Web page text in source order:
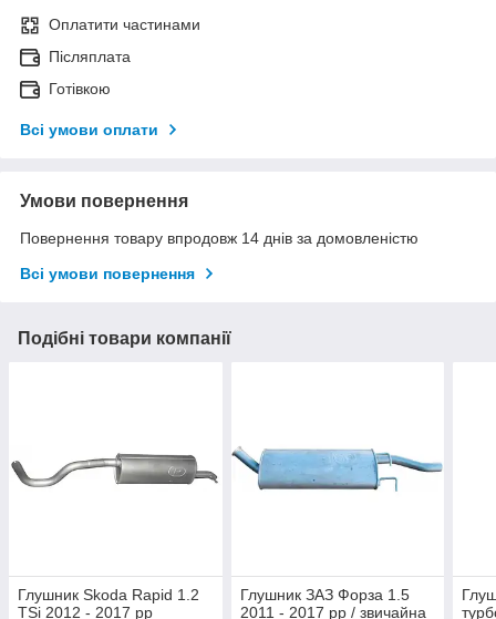
Оплатити частинами
Післяплата
Готівкою
Всі умови оплати
Умови повернення
Повернення товару впродовж 14 днів за домовленістю
Всі умови повернення
Подібні товари компанії
Глушник Skoda Rapid 1.2
TSi 2012 - 2017 рр
Глушник ЗАЗ Форза 1.5
2011 - 2017 рр / звичайна